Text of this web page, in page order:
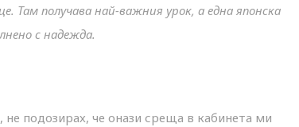
Там получава най-важния урок, а една японска
с надежда.
подозирах, че онази среща в кабинета ми